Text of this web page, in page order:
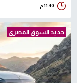
11:40 م
جديد السوق المصرى